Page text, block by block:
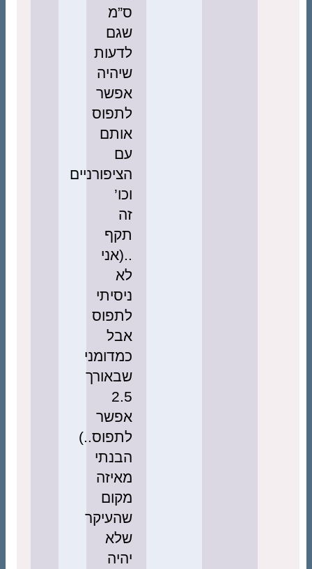
ס”מ
שגם
לדעות
שיהיה
אפשר
לתפוס
אותם
עם
הציפורניים
וכו’
זה
תקף
..(אני
לא
ניסיתי
לתפוס
אבל
כמדומני
שבאורך
2.5
אפשר
לתפוס..)
הבנתי
מאיזה
מקום
שהעיקר
שלא
יהיה